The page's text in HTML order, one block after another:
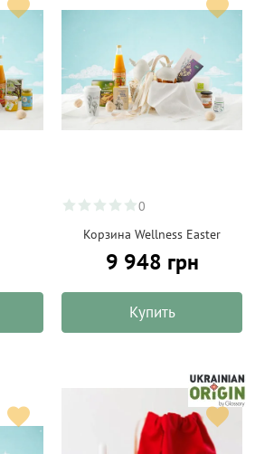
0
Корзина Wellness Easter
9 948 грн
Купить